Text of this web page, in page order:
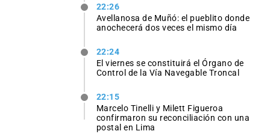
22:26
Avellanosa de Muñó: el pueblito donde
anochecerá dos veces el mismo día
22:24
El viernes se constituirá el Órgano de
Control de la Vía Navegable Troncal
22:15
Marcelo Tinelli y Milett Figueroa
confirmaron su reconciliación con una
postal en Lima